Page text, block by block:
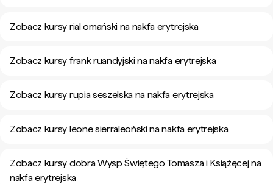
Zobacz kursy rial omański na nakfa erytrejska
Zobacz kursy frank ruandyjski na nakfa erytrejska
Zobacz kursy rupia seszelska na nakfa erytrejska
Zobacz kursy leone sierraleoński na nakfa erytrejska
Zobacz kursy dobra Wysp Świętego Tomasza i Książęcej na
nakfa erytrejska